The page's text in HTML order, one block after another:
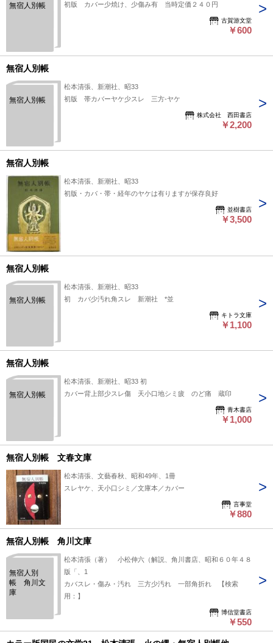
無宿人別帳
初版 カバー少焼け、少傷み有 当時定価２４０円
古賀游文堂
￥600
無宿人別帳
無宿人別帳
松本清張、新潮社、昭33
初版 帯カバーヤケ少スレ 三方-ヤケ
株式会社 西田書店
￥2,200
無宿人別帳
松本清張、新潮社、昭33
初版・カバ・帯・経年のヤケは有りますが保存良好
並樹書店
￥3,500
無宿人別帳
無宿人別帳
松本清張、新潮社、昭33
初 カバ少汚れ角スレ 新潮社 *並
キトラ文庫
￥1,100
無宿人別帳
無宿人別帳
松本清張、新潮社、昭33 初
カバー背上部少スレ傷 天小口地シミ疲 のど痛 蔵印
青木書店
￥1,000
無宿人別帳 文春文庫
松本清張、文藝春秋、昭和49年、1冊
スレヤケ、天小口シミ／文庫本／カバー
言事堂
￥880
無宿人別帳 角川文庫
無宿人別
帳 角川文
庫
松本清張（著） 小松伸六（解説、角川書店、昭和６０年４８
版「、1
カバスレ・傷み・汚れ 三方少汚れ 一部角折れ 【検索
用：】
博信堂書店
￥550